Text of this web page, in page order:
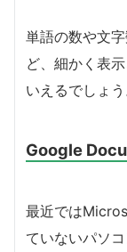
単語の数や文
ど、細かく表
いえるでしょう
Google
最近では
ていないパソ